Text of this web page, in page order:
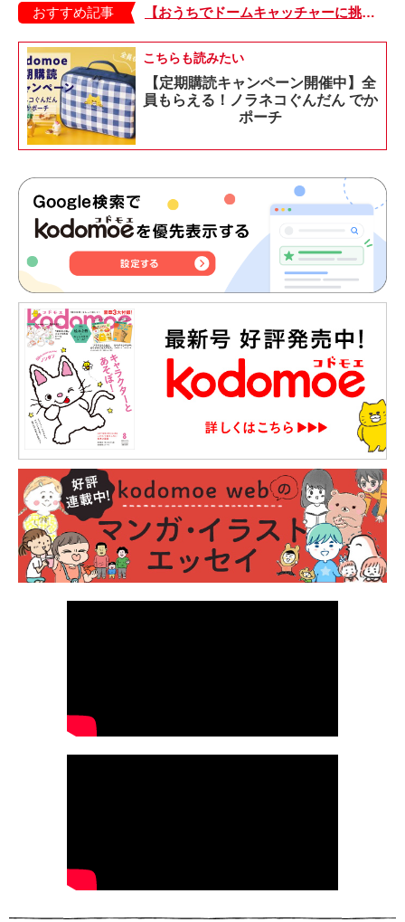
おすすめ記事 【おうちでドームキャッチャーに挑戦だ】アンパンマン わくわくドームキャッチャー
こちらも読みたい
【定期購読キャンペーン開催中】全
員もらえる！ノラネコぐんだん でか
ポーチ